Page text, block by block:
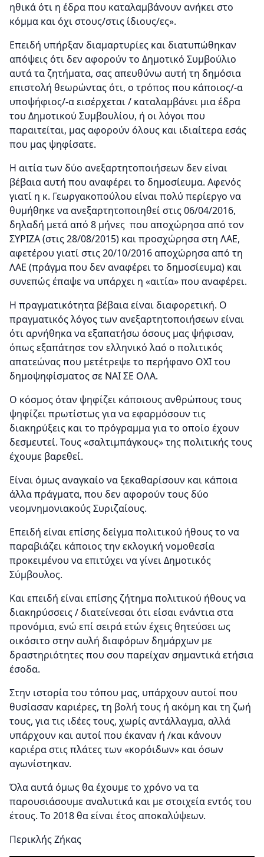
ηθικά ότι η έδρα που καταλαμβάνουν ανήκει στο
κόμμα και όχι στους/στις ίδιους/ες».
Επειδή υπήρξαν διαμαρτυρίες και διατυπώθηκαν
απόψεις ότι δεν αφορούν το Δημοτικό Συμβούλιο
αυτά τα ζητήματα, σας απευθύνω αυτή τη δημόσια
επιστολή θεωρώντας ότι, ο τρόπος που κάποιος/-α
υποψήφιος/-α εισέρχεται / καταλαμβάνει μια έδρα
του Δημοτικού Συμβουλίου, ή οι λόγοι που
παραιτείται, μας αφορούν όλους και ιδιαίτερα εσάς
που μας ψηφίσατε.
Η αιτία των δύο ανεξαρτητοποιήσεων δεν είναι
βέβαια αυτή που αναφέρει το δημοσίευμα. Αφενός
γιατί η κ. Γεωργακοπούλου είναι πολύ περίεργο να
θυμήθηκε να ανεξαρτητοποιηθεί στις 06/04/2016,
δηλαδή μετά από 8 μήνες που αποχώρησα από τον
ΣΥΡΙΖΑ (στις 28/08/2015) και προσχώρησα στη ΛΑΕ,
αφετέρου γιατί στις 20/10/2016 αποχώρησα από τη
ΛΑΕ (πράγμα που δεν αναφέρει το δημοσίευμα) και
συνεπώς έπαψε να υπάρχει η «αιτία» που αναφέρει.
Η πραγματικότητα βέβαια είναι διαφορετική. Ο
πραγματικός λόγος των ανεξαρτητοποιήσεων είναι
ότι αρνήθηκα να εξαπατήσω όσους μας ψήφισαν,
όπως εξαπάτησε τον ελληνικό λαό ο πολιτικός
απατεώνας που μετέτρεψε το περήφανο ΟΧΙ του
δημοψηφίσματος σε ΝΑΙ ΣΕ ΟΛΑ.
Ο κόσμος όταν ψηφίζει κάποιους ανθρώπους τους
ψηφίζει πρωτίστως για να εφαρμόσουν τις
διακηρύξεις και το πρόγραμμα για το οποίο έχουν
δεσμευτεί. Τους «σαλτιμπάγκους» της πολιτικής τους
έχουμε βαρεθεί.
Είναι όμως αναγκαίο να ξεκαθαρίσουν και κάποια
άλλα πράγματα, που δεν αφορούν τους δύο
νεομνημονιακούς Συριζαίους.
Επειδή είναι επίσης δείγμα πολιτικού ήθους το να
παραβιάζει κάποιος την εκλογική νομοθεσία
προκειμένου να επιτύχει να γίνει Δημοτικός
Σύμβουλος.
Και επειδή είναι επίσης ζήτημα πολιτικού ήθους να
διακηρύσσεις / διατείνεσαι ότι είσαι ενάντια στα
προνόμια, ενώ επί σειρά ετών έχεις θητεύσει ως
οικόσιτο στην αυλή διαφόρων δημάρχων με
δραστηριότητες που σου παρείχαν σημαντικά ετήσια
έσοδα.
Στην ιστορία του τόπου μας, υπάρχουν αυτοί που
θυσίασαν καριέρες, τη βολή τους ή ακόμη και τη ζωή
τους, για τις ιδέες τους, χωρίς αντάλλαγμα, αλλά
υπάρχουν και αυτοί που έκαναν ή /και κάνουν
καριέρα στις πλάτες των «κορόιδων» και όσων
αγωνίστηκαν.
Όλα αυτά όμως θα έχουμε το χρόνο να τα
παρουσιάσουμε αναλυτικά και με στοιχεία εντός του
έτους. Το 2018 θα είναι έτος αποκαλύψεων.
Περικλής Ζήκας